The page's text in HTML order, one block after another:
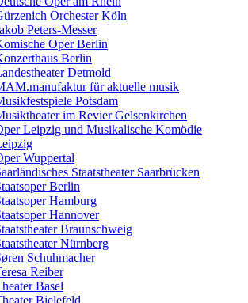
Orchester Köln
Peters-Messer
Oper Berlin
Berlin
Detmold
für aktuelle musik
Potsdam
im Revier Gelsenkirchen
Leipzig und Musikalische Komödie
Wuppertal
Staatstheater Saarbrücken
Berlin
Hamburg
Hannover
Braunschweig
Nürnberg
Schuhmacher
Reiber
Basel
Bielefeld